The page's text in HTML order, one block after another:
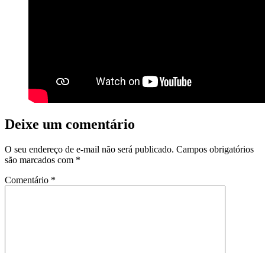
Deixe um comentário
O seu endereço de e-mail não será publicado. Campos obrigatórios
são marcados com *
Comentário *